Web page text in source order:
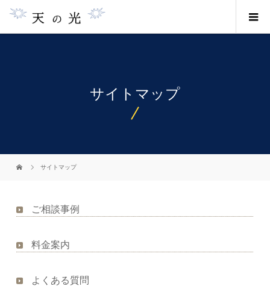
サイトマップ
サイトマップ
ご相談事例
料金案内
よくある質問